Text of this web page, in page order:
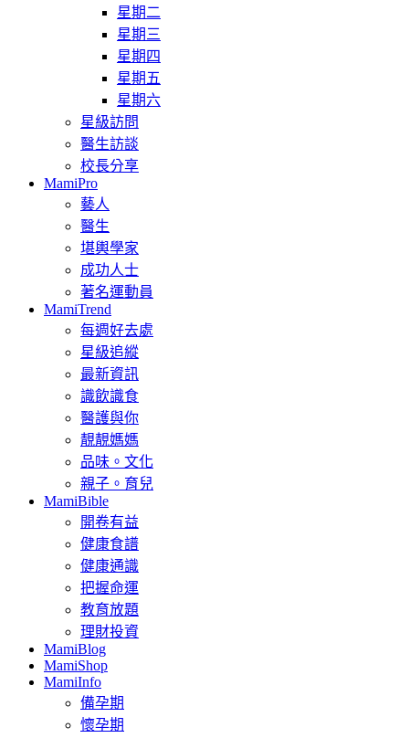
星期二
星期三
星期四
星期五
星期六
星級訪問
醫生訪談
校長分享
MamiPro
藝人
醫生
堪輿學家
成功人士
著名運動員
MamiTrend
每週好去處
星級追縱
最新資訊
識飲識食
醫護與你
靚靚媽媽
品味。文化
親子。育兒
MamiBible
開卷有益
健康食譜
健康通識
把握命運
教育放題
理財投資
MamiBlog
MamiShop
MamiInfo
備孕期
懷孕期